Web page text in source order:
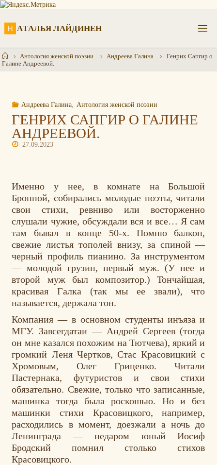
Перейти
Н АТАЛЬЯ ЛАЙДИНЕН
ГлавнаяАнтология женской поэзии Андреева Галина
Генрих Сапгир о
Галине Андреевой.
Андреева Галина, Антология женской поэзии
ГЕНРИХ САПГИР О ГАЛИНЕ
АНДРЕЕВОЙ.
27.09.2023
Именно у нее, в комнате на Большой
Бронной, собирались молодые поэты, читали
свои стихи, ревниво или восторженно
слушали чужие, обсуждали вся и все… Я сам
там бывал в конце 50-х. Помню балкон,
свежие листья тополей внизу, за спиной —
черный профиль пианино. За инструментом
— молодой грузин, первый муж. (У нее и
второй муж был композитор.) Тончайшая,
красивая Галка (так мы ее звали), что
называется, держала тон.
Компания — в основном студенты инъяза и
МГУ. Завсегдатаи — Андрей Сергеев (тогда
он мне казался похожим на Тютчева), яркий и
громкий Леня Чертков, Стас Красовицкий с
Хромовым, Олег Гриценко. Читали
Пастернака, футуристов и свои стихи
обязательно. Свежие, только что записанные,
машинка тогда была роскошью. Но и без
машинки стихи Красовицкого, например,
расходились в момент, доезжали а ночь до
Ленинграда — недаром юный Иосиф
Бродский помнил столько стихов
Красовицкого.